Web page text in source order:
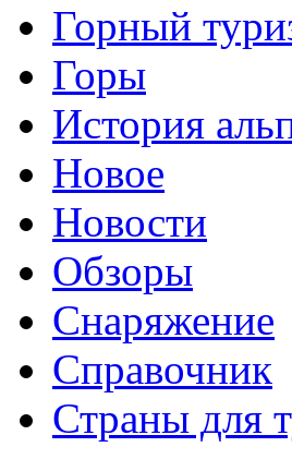
Горный
Горы
История
Новое
Новости
Обзоры
Снаряжение
Справочник
Страны для